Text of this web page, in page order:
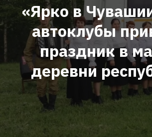
«Ярко в
автоклубы
праздник в
деревни